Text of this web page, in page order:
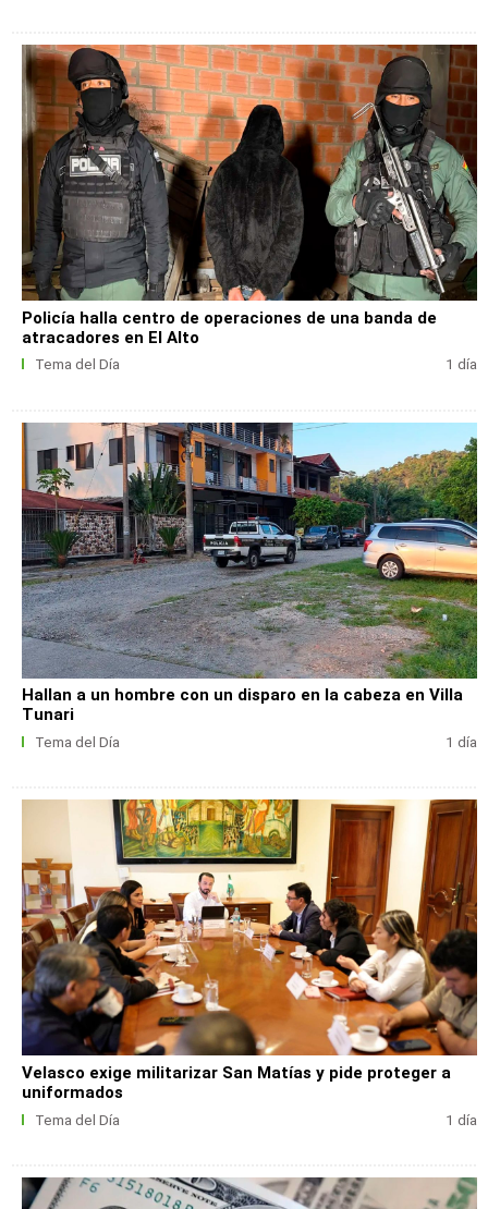
Policía halla centro de operaciones de una banda de
atracadores en El Alto
Tema del Día 1 día
Hallan a un hombre con un disparo en la cabeza en Villa
Tunari
Tema del Día 1 día
Velasco exige militarizar San Matías y pide proteger a
uniformados
Tema del Día 1 día